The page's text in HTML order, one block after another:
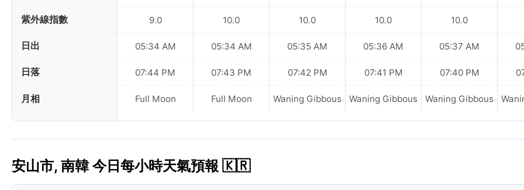
紫外線指數
日出
日落
月相
9.0
05:34 AM
07:44 PM
Full Moon
10.0
05:34 AM
07:43 PM
Full Moon
10.0
05:35 AM
07:42 PM
Waning Gibbous
10.0
05:36 AM
07:41 PM
Waning Gibbous
10.0
05:37 AM
07:40 PM
Waning Gibbous
安山市, 南韓 今日每小時天氣預報 🇰🇷